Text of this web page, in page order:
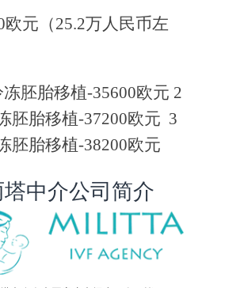
欧元（25.2万人民币左
冻胚胎移植-35600欧元 2
胚胎移植-37200欧元 3
胚胎移植-38200欧元
中介公司简介